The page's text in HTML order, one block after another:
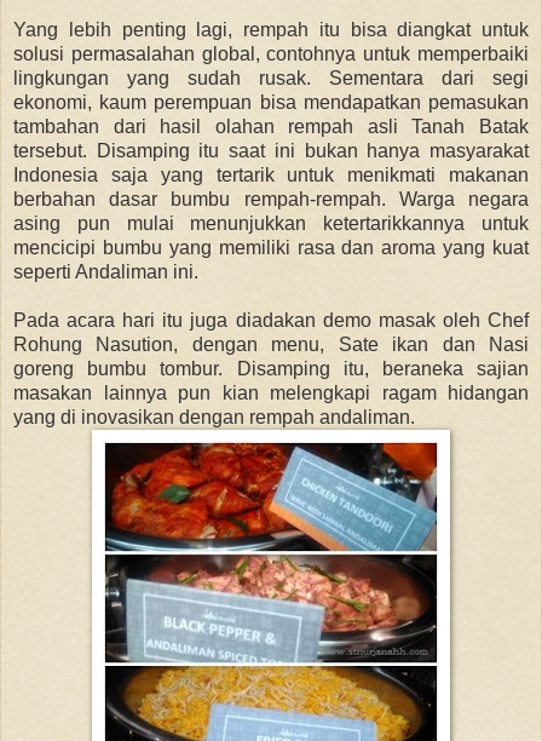
Yang lebih penting lagi, rempah itu bisa diangkat untuk
solusi permasalahan global, contohnya untuk memperbaiki
lingkungan yang sudah rusak. Sementara dari segi
ekonomi, kaum perempuan bisa mendapatkan pemasukan
tambahan dari hasil olahan rempah asli Tanah Batak
tersebut. Disamping itu saat ini bukan hanya masyarakat
Indonesia saja yang tertarik untuk menikmati makanan
berbahan dasar bumbu rempah-rempah. Warga negara
asing pun mulai menunjukkan ketertarikkannya untuk
mencicipi bumbu yang memiliki rasa dan aroma yang kuat
seperti Andaliman ini.
Pada acara hari itu juga diadakan demo masak oleh Chef
Rohung Nasution, dengan menu, Sate ikan dan Nasi
goreng bumbu tombur. Disamping itu, beraneka sajian
masakan lainnya pun kian melengkapi ragam hidangan
yang di inovasikan dengan rempah andaliman.